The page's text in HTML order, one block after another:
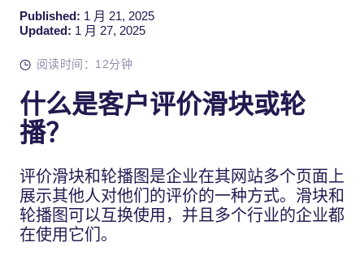
Published: 1 月 21, 2025
Updated: 1 月 27, 2025
阅读时间：12分钟
什么是客户评价滑块或轮
播？
评价滑块和轮播图是企业在其网站多个页面上
展示其他人对他们的评价的一种方式。滑块和
轮播图可以互换使用，并且多个行业的企业都
在使用它们。